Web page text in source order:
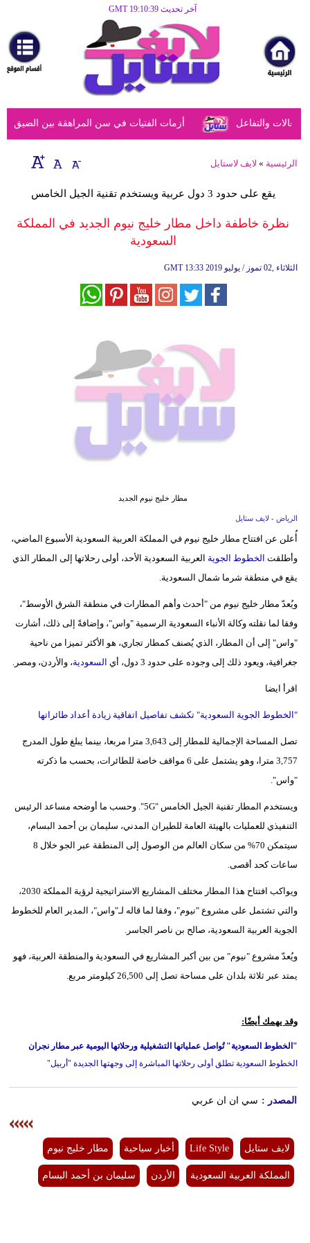
آخر تحديث GMT 19:10:39
مرأة
أزياء
أزياء
إسلامية
صحة
أزمات الفتيات في سن المراهقة بين الضيق والتفاعل
الرئيسية » لايف لاستايل
يقع على حدود 3 دول عربية ويستخدم تقنية الجيل الخامس
نظرة خاطفة داخل مطار خليج نيوم الجديد في المملكة
السعودية
GMT 13:33 2019 الثلاثاء ,02 تموز / يوليو
مطار خليج نيوم الجديد
الرياض - لايف ستايل
أُعلن عن افتتاح مطار خليج نيوم في المملكة العربية السعودية الأسبوع الماضي،
وأطلقت الخطوط الجوية العربية السعودية الأحد، أولى رحلاتها إلى المطار الذي
يقع في منطقة شرما شمال السعودية.
ويُعدّ مطار خليج نيوم من "أحدث وأهم المطارات في منطقة الشرق الأوسط"،
وفقا لما نقلته وكالة الأنباء السعودية الرسمية "واس"، وإضافةً إلى ذلك، أشارت
"واس" إلى أن المطار، الذي يُصنف كمطار تجاري، هو الأكثر تميزا من ناحية
جغرافية، ويعود ذلك إلى وجوده على حدود 3 دول، أي
السعودية، والأردن، ومصر.
اقرأ ايضا
"الخطوط الجوية السعودية" تكشف تفاصيل اتفاقية زيادة أعداد طائراتها
تصل المساحة الإجمالية للمطار إلى 3,643 مترا مربعا، بينما يبلغ طول المدرج
3,757 مترا، وهو يشتمل على 6 مواقف خاصة للطائرات، بحسب ما ذكرته
"واس".
ويستخدم المطار تقنية الجيل الخامس "5G". وحسب ما أوضحه مساعد الرئيس
التنفيذي للعمليات بالهيئة العامة للطيران المدني، سليمان بن أحمد البسام،
سيتمكن 70% من سكان العالم من الوصول إلى المنطقة عبر الجو خلال 8
ساعات كحد أقصى.
ويواكب افتتاح هذا المطار مختلف المشاريع الاستراتيجية لرؤية المملكة 2030،
والتي تشتمل على مشروع "نيوم"، وفقا لما قاله لـ"واس"، المدير العام للخطوط
الجوية العربية السعودية، صالح بن ناصر الجاسر.
ويُعدّ مشروع "نيوم" من بين أكبر المشاريع في السعودية والمنطقة العربية، فهو
يمتد عبر ثلاثة بلدان على مساحة تصل إلى 26,500 كيلومتر مربع.
وقد يهمك أيضًا:
"الخطوط السعودية" تُواصل عملياتها التشغيلية ورحلاتها اليومية عبر مطار نجران
الخطوط السعودية تطلق أولى رحلاتها المباشرة إلى وجهتها الجديدة "أربيل"
المصدر : سي ان ان عربي
لايف ستايل Life Style أخبار سياحية مطار خليج نيوم
المملكة العربية السعودية الأردن سليمان بن أحمد البسام